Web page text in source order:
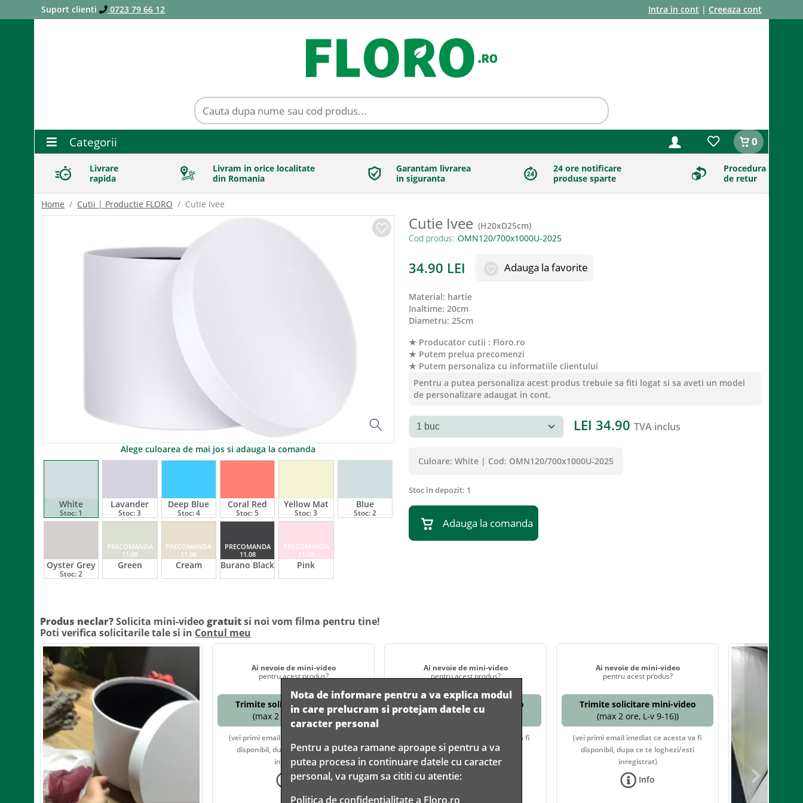
Suport clienti 0723 79 66 12 Intra in cont | Creeaza cont
Categorii 0
Livrare
rapida
Livram in orice localitate
din Romania
Garantam livrarea
in siguranta
24 ore notificare
produse sparte
Procedura
de retur
Home Cutii | Productie FLORO Cutie Ivee
Alege culoarea de mai jos si adauga la comanda
White
Stoc: 1
Lavander
Stoc:3
Deep Blue
Stoc:4
Coral Red
Stoc:5
Yellow Mat
Stoc:3
Blue
Stoc:2
Oyster Grey
Stoc:2
Green
PRECOMANDA
11.08
Cream
PRECOMANDA
11.08
Burano Black
PRECOMANDA
11.08
Pink
PRECOMANDA
11.08
Cutie Ivee (H20xD25cm)
Cod produs:
34.90 LEI Adauga la favorite
material: hartie
inaltime: 20cm
diametru: 25cm
★ Producator cutii : Floro.ro
★ Putem prelua precomenzi
★ Putem personaliza cu informatiile clientului
Pentru a putea personaliza acest produs trebuie sa fiti logat si sa aveti un model
de personalizare adaugat in cont.
LEI 34.90 TVA inclus
Culoare: White | Cod: OMN120/700x1000U-2025
Stoc in depozit: 1
Adauga la comanda
Produs neclar?Solicita mini-video gratuitsi noi vom filma pentru tine!
Poti verifica solicitarile tale si in Contul meu
Ai nevoie de mini-video
pentru acest produs?
Trimite solicitare mini-video
(max 2 ore, L-v 9-16))
(vei primi email imediat ce acesta va fi
disponibil, dupa ce te loghezi/esti
inregistrat)
Info
Ai nevoie de mini-video
pentru acest produs?
Trimite solicitare mini-video
(max 2 ore, L-v 9-16))
(vei primi email imediat ce acesta va fi
disponibil, dupa ce te loghezi/esti
inregistrat)
Ai nevoie de mini-video
pentru acest produs?
Trimite solicitare mini-video
(max 2 ore, L-v 9-16))
(vei primi email imediat ce acesta va fi
disponibil, dupa ce te loghezi/esti
inregistrat)
Info
Nota de informare pentru a va explica modul
in care prelucram si protejam datele cu
caracter personal
Pentru a putea ramane aproape si pentru a va
putea procesa in continuare datele cu caracter
personal, va rugam sa cititi cu atentie:
Politica de confidentialitatea Floro.ro